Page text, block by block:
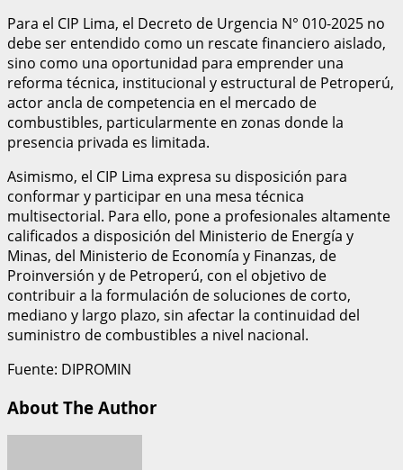
Para el CIP Lima, el Decreto de Urgencia N° 010-2025 no
debe ser entendido como un rescate financiero aislado,
sino como una oportunidad para emprender una
reforma técnica, institucional y estructural de Petroperú,
actor ancla de competencia en el mercado de
combustibles, particularmente en zonas donde la
presencia privada es limitada.
Asimismo, el CIP Lima expresa su disposición para
conformar y participar en una mesa técnica
multisectorial. Para ello, pone a profesionales altamente
calificados a disposición del Ministerio de Energía y
Minas, del Ministerio de Economía y Finanzas, de
Proinversión y de Petroperú, con el objetivo de
contribuir a la formulación de soluciones de corto,
mediano y largo plazo, sin afectar la continuidad del
suministro de combustibles a nivel nacional.
Fuente: DIPROMIN
About The Author